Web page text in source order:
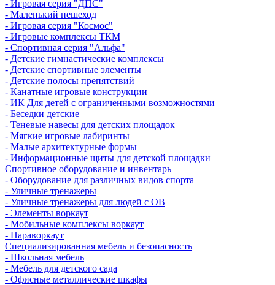
- Игровая серия "ДПС"
- Маленький пешеход
- Игровая серия "Космос"
- Игровые комплексы ТКМ
- Спортивная серия "Альфа"
- Детские гимнастические комплексы
- Детские спортивные элементы
- Детские полосы препятствий
- Канатные игровые конструкции
- ИК Для детей с ограниченными возможностями
- Беседки детские
- Теневые навесы для детских площадок
- Мягкие игровые лабиринты
- Малые архитектурные формы
- Информационные щиты для детской площадки
Спортивное оборудование и инвентарь
- Оборудование для различных видов спорта
- Уличные тренажеры
- Уличные тренажеры для людей с ОВ
- Элементы воркаут
- Мобильные комплексы воркаут
- Параворкаут
Cпециализированная мебель и безопасность
- Школьная мебель
- Мебель для детского сада
- Офисные металлические шкафы